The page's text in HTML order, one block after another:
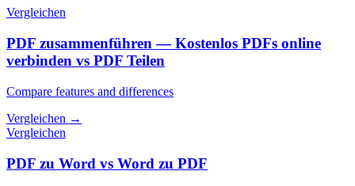
Vergleichen
PDF zusammenführen — Kostenlos PDFs online
verbinden vs PDF Teilen
Compare features and differences
Vergleichen →
Vergleichen
PDF zu Word vs Word zu PDF